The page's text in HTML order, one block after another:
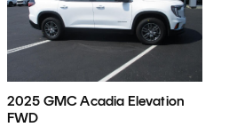
2025 GMC Acadia Elevation
FWD